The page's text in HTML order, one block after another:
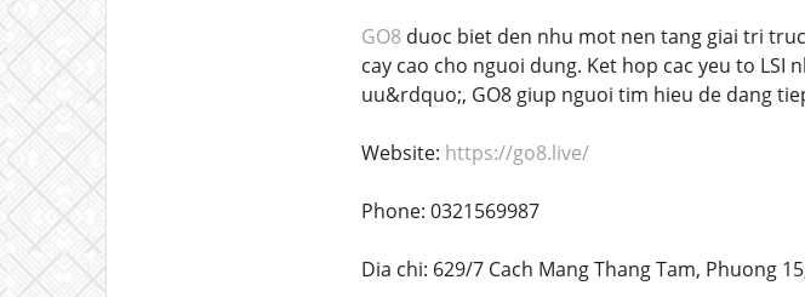
GO8duoc biet den nhu mot nen tang giai tri
cay cao cho nguoi dung. Ket hop cac yeu to
uu&rdquo;, GO8 giup nguoi tim hieu de dang
Website: https://go8.live/
Phone: 0321569987
Dia chi: 629/7 Cach Mang Thang Tam, Phuong